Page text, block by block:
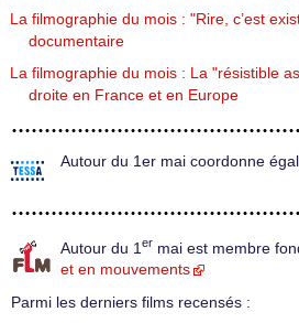
La filmographie du mois : "Rire, c’est
documentaire
La filmographie du mois : La "résistible
droite en France et en Europe
Autour du 1er mai coordonne
Autour du 1 er mai est membre
et en mouvements
Parmi les derniers films recensés :